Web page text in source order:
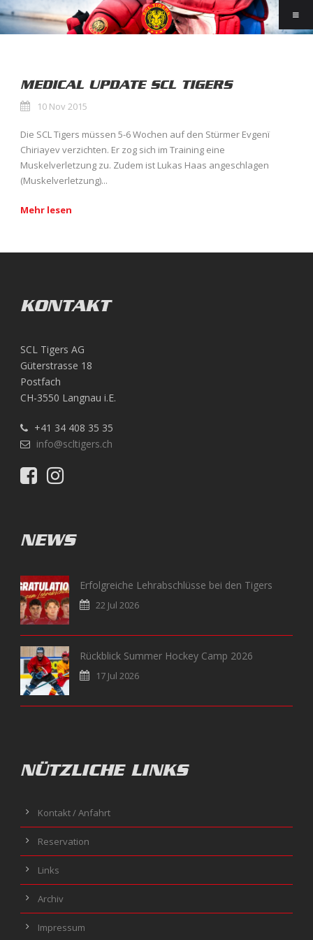
MEDICAL UPDATE SCL TIGERS
10 Nov 2015
Die SCL Tigers müssen 5-6 Wochen auf den Stürmer Evgenï
Chiriayev verzichten. Er zog sich im Training eine
Muskelverletzung zu. Zudem ist Lukas Haas angeschlagen
(Muskelverletzung)...
Mehr lesen
KONTAKT
SCL Tigers AG
Güterstrasse 18
Postfach
CH-3550 Langnau i.E.
+41 34 408 35 35
info@scltigers.ch
NEWS
Erfolgreiche Lehrabschlüsse bei den Tigers
22 Jul 2026
Rückblick Summer Hockey Camp 2026
17 Jul 2026
NÜTZLICHE LINKS
Kontakt / Anfahrt
Reservation
Links
Archiv
Impressum